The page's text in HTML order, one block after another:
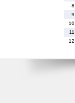
8
9
10
11
12